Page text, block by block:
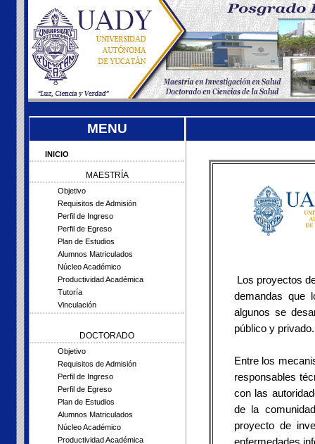
MENU
INICIO
MAESTRÍA
Objetivo
Requisitos de Admisión
Perfil de Ingreso
Perfil de Egreso
Plan de Estudios
Alumnos Matriculados
Núcleo Académico
Productividad Académica
Tutoría
Vinculación
DOCTORADO
Objetivo
Requisitos de Admisión
Perfil de Ingreso
Perfil de Egreso
Plan de Estudios
Alumnos Matriculados
Núcleo Académico
Productividad Académica
Los proyectos
demandas que
algunos se
público y privado.
Entre los
responsables
con las
de la
proyecto de